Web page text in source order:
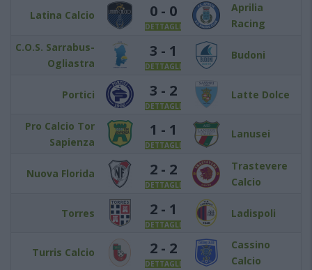
Latina Calcio 0 - 0
DETTAGLI
Aprilia
Racing
C.O.S. Sarrabus-
Ogliastra
3 - 1
DETTAGLI
Budoni
Portici 3 - 2
DETTAGLI
Latte Dolce
Pro Calcio Tor
Sapienza
1 - 1
DETTAGLI
Lanusei
Nuova Florida 2 - 2
DETTAGLI
Trastevere
Calcio
Torres 2 - 1
DETTAGLI
Ladispoli
Turris Calcio 2 - 2
DETTAGLI
Cassino
Calcio